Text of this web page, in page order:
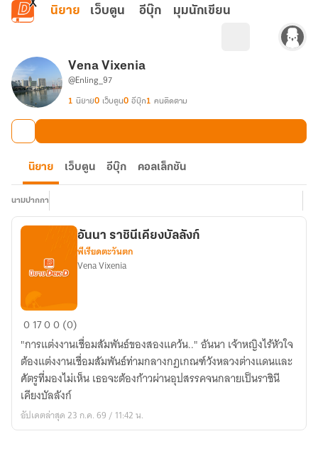
ข้ามไปยังเนื้อหาหลัก
นิยาย เว็บตูน อีบุ๊ก มุมนักเขียน
Vena Vixenia
@Enling_97
1 นิยาย0 เว็บตูน0 อีบุ๊ก1 คนติดตาม
นิยาย เว็บตูน อีบุ๊ก คอลเล็กชัน
นามปากกา
อันนา
เคียง
บัลลังก์
อันนา ราชินีเคียงบัลลังก์
พีเรียดตะวันตก
Vena Vixenia
01700 (0)
"การแต่งงานเชื่อมสัมพันธ์ของสองแคว้น.." อันนา เจ้าหญิงไร้หัวใจ
ต้องแต่งงานเชื่อมสัมพันธ์ท่ามกลางกฏเกณฑ์วังหลวงต่างแดนและ
ศัตรูที่มองไม่เห็น เธอจะต้องก้าวผ่านอุปสรรคจนกลายเป็นราชินี
เคียงบัลลังก์
อัปเดตล่าสุด 23 ก.ค. 69 / 11:42 น.